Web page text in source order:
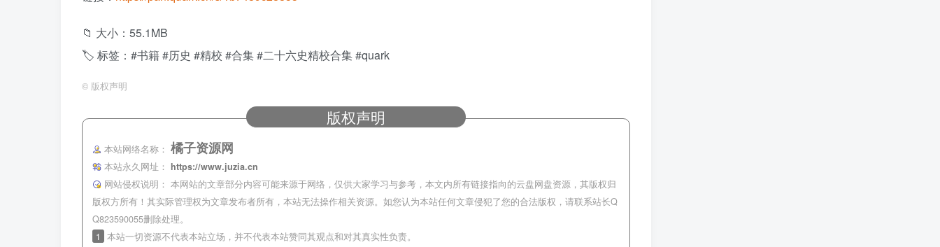
📁 大小：55.1MB
🏷 标签：#书籍 #历史 #精校 #合集 #二十六史精校合集 #quark
© 版权声明
版权声明
本站网络名称： 橘子资源网
本站永久网址：
https://www.juzia.cn
网站侵权说明： 本网站的文章部分内容可能来源于网络，仅供大家学习与参考，本文内所有链接指向的云盘网盘资源，其版权归
版权方所有！其实际管理权为文章发布者所有，本站无法操作相关资源。如您认为本站任何文章侵犯了您的合法版权，请联系站长Q
Q823590055删除处理。
1 本站一切资源不代表本站立场，并不代表本站赞同其观点和对其真实性负责。